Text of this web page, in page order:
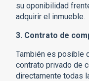
su oponibilidad
adquirir el inmueble.
3. Contrato de
También es posible
contrato privado de
directamente todas